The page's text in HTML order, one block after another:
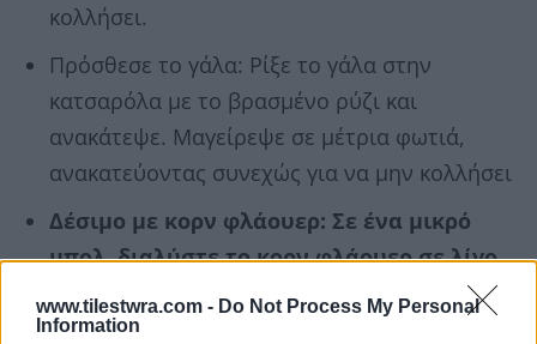
www.tilestwra.com - Do Not Process My Personal
Information
κολλήσει.
Πρόσθεσε το γάλα: Ρίξε το γάλα στην
κατσαρόλα με το βρασμένο ρύζι και
ανακάτεψε. Μαγείρεψε σε μέτρια φωτιά,
ανακατεύοντας συνεχώς για να μην κολλήσει
Δέσιμο με κορν φλάουερ: Σε ένα μικρό
μπολ, διαλύστε το κορν φλάουερ σε λίγο
κρύο γάλα και ανακάτεψε να γίνει
ομοιογενές